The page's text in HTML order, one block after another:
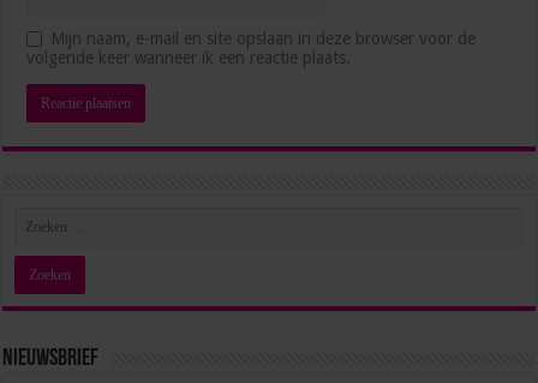
zonder jezelf voorbij te lopen?
juli 1, 2026
Mijn naam, e-mail en site opslaan in deze browser voor de
volgende keer wanneer ik een reactie plaats.
Nieuwsbrief